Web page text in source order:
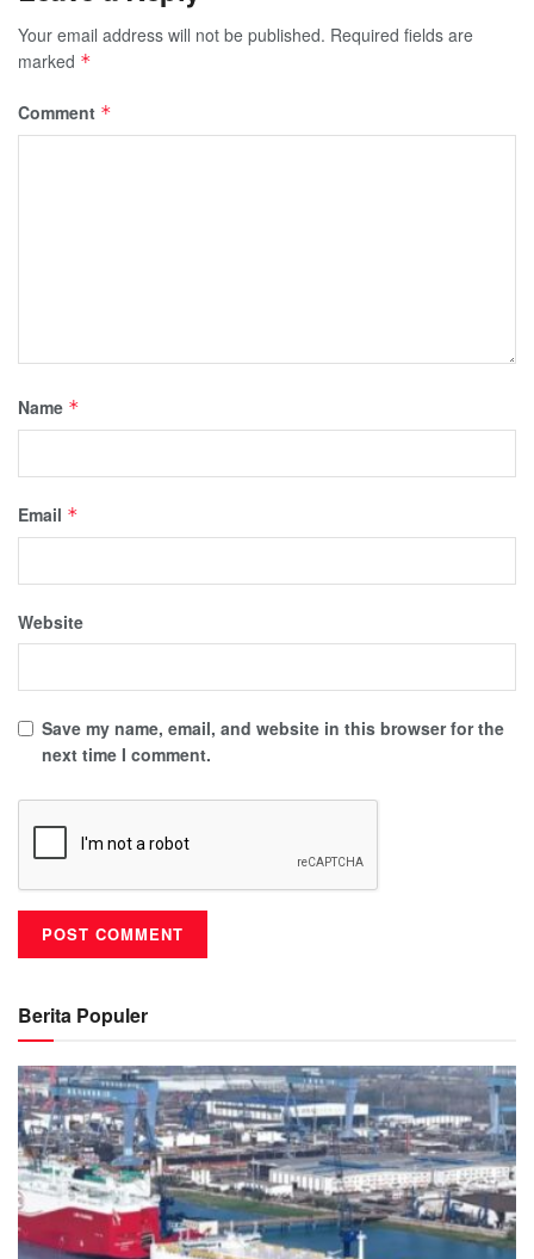
Your email address will not be published. Required fields are
marked *
Comment *
Name *
Email *
Website
Save my name, email, and website in this browser for the
next time I comment.
Berita Populer